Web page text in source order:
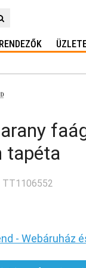
tapéta
TT1106552
- Webáruház